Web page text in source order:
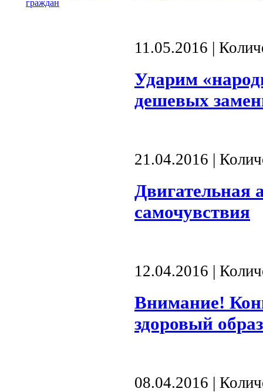
11.05.2016 |
Ударим
дешевых
21.04.2016 |
Двигательная
самочувствия
12.04.2016 |
Внимание!
здоровый
08.04.2016 |